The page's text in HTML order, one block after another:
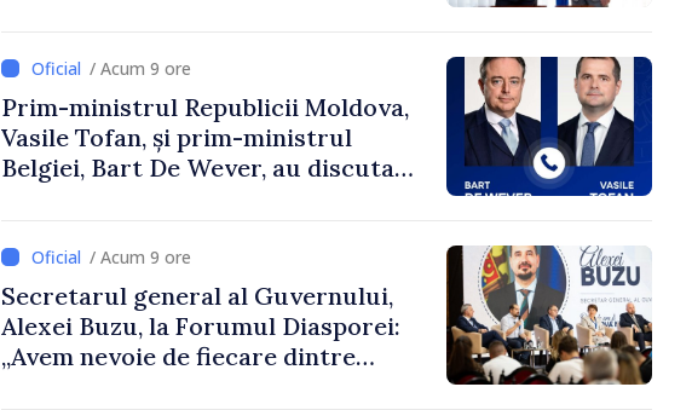
/ Acum 9 ore
Prim-ministrul Republicii Moldova,
Vasile Tofan, și prim-ministrul
Belgiei, Bart De Wever, au discutat
/ Acum 9 ore
Secretarul general al Guvernului,
Alexei Buzu, la Forumul Diasporei:
„Avem nevoie de fiecare dintre